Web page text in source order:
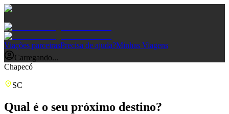
Viações parceirasPrecisa de ajuda?Minhas Viagens
Carregando...
Chapecó
SC
Qual é o seu próximo destino?